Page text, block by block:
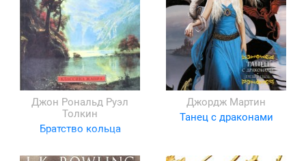
Джон Рональд Руэл
Толкин
Братство кольца
Джордж Мартин
Танец с драконами